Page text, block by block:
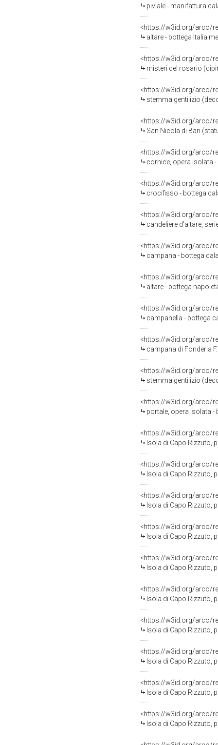
piviale - manifattura
<https://w3id.org/arco/
altare - bottega Italia
<https://w3id.org/arco/
misteri del rosario
<https://w3id.org/arco/
stemma gentilizio
<https://w3id.org/arco/
San Nicola di Bari
<https://w3id.org/arco/
cornice, opera isolata
<https://w3id.org/arco/
crocifisso - bottega
<https://w3id.org/arco/
candeliere d'altare,
<https://w3id.org/arco/
campana - bottega
<https://w3id.org/arco/
altare - bottega
<https://w3id.org/arco/
campanella - bottega
<https://w3id.org/arco/
campana di Fonderia
<https://w3id.org/arco/
stemma gentilizio
<https://w3id.org/arco/
portale, opera isolata -
<https://w3id.org/arco/
Isola di Capo Rizzuto, progetto NATO
<https://w3id.org/arco/
Isola di Capo Rizzuto, progetto NATO
<https://w3id.org/arco/
Isola di Capo Rizzuto, progetto
<https://w3id.org/arco/
Isola di Capo Rizzuto, progetto
<https://w3id.org/arco/
Isola di Capo Rizzuto, progetto
<https://w3id.org/arco/
Isola di Capo Rizzuto, progetto NATO
<https://w3id.org/arco/
Isola di Capo Rizzuto, progetto
<https://w3id.org/arco/
Isola di Capo Rizzuto, progetto
<https://w3id.org/arco/
Isola di Capo Rizzuto, progetto
<https://w3id.org/arco/
Isola di Capo Rizzuto, progetto